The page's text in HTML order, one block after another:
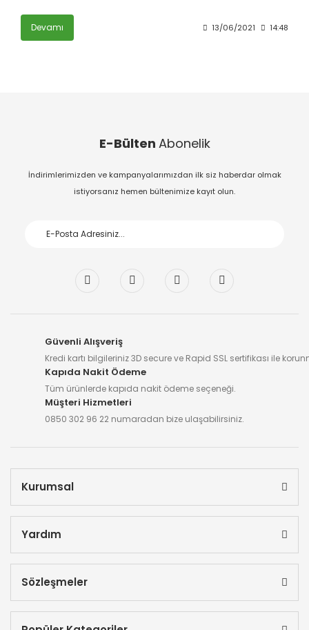
Devamı 13/06/2021 14:48
E-Bülten Abonelik
İndirimlerimizden ve kampanyalarımızdan ilk siz haberdar olmak
istiyorsanız hemen bültenimize kayıt olun.
Güvenli Alışveriş
Kredi kartı bilgileriniz 3D secure ve Rapid SSL sertifikası ile
Kapıda Nakit Ödeme
Tüm ürünlerde kapıda nakit ödeme seçeneği.
Müşteri Hizmetleri
0850 302 96 22 numaradan bize ulaşabilirsiniz.
Kurumsal
Yardım
Sözleşmeler